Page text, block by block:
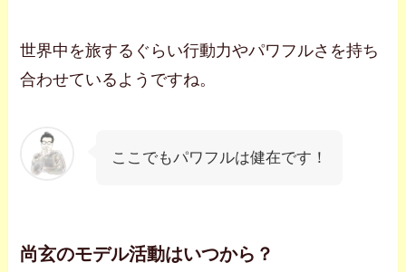
世界中を旅するぐらい行動力やパワフルさを持ち
合わせているようですね。
ここでもパワフルは健在です！
尚玄のモデル活動はいつから？